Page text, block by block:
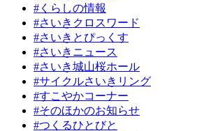
#くらしの情報
#さいきクロスワード
#さいきとぴっくす
#さいきニュース
#さいき城山桜ホール
#サイクルさいきリング
#すこやかコーナー
#そのほかのお知らせ
#つくるひとびと